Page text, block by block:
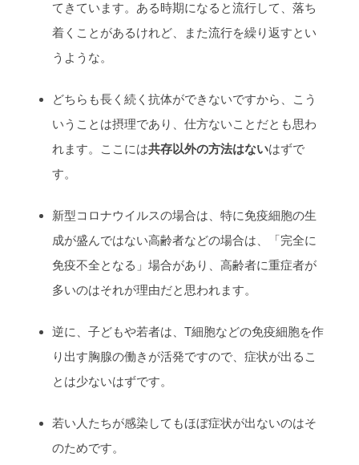
てきています。ある時期になると流行して、落ち
着くことがあるけれど、また流行を繰り返すとい
うような。
どちらも長く続く抗体ができないですから、こう
いうことは摂理であり、仕方ないことだとも思わ
れます。ここには共存以外の方法はないはずで
す。
新型コロナウイルスの場合は、特に免疫細胞の生
成が盛んではない高齢者などの場合は、「完全に
免疫不全となる」場合があり、高齢者に重症者が
多いのはそれが理由だと思われます。
逆に、子どもや若者は、T細胞などの免疫細胞を作
り出す胸腺の働きが活発ですので、症状が出るこ
とは少ないはずです。
若い人たちが感染してもほぼ症状が出ないのはそ
のためです。